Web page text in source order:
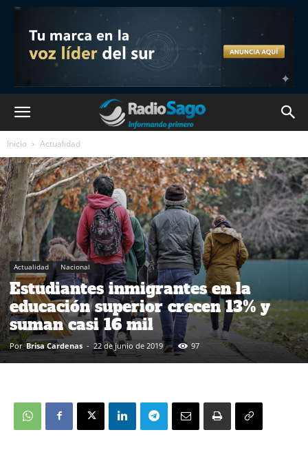
Inicio Actualidad
Actualidad Nacional
Estudiantes inmigrantes en la
educación superior crecen 13% y
suman casi 16 mil
Por Brisa Cardenas - 22 de junio de 2019 97